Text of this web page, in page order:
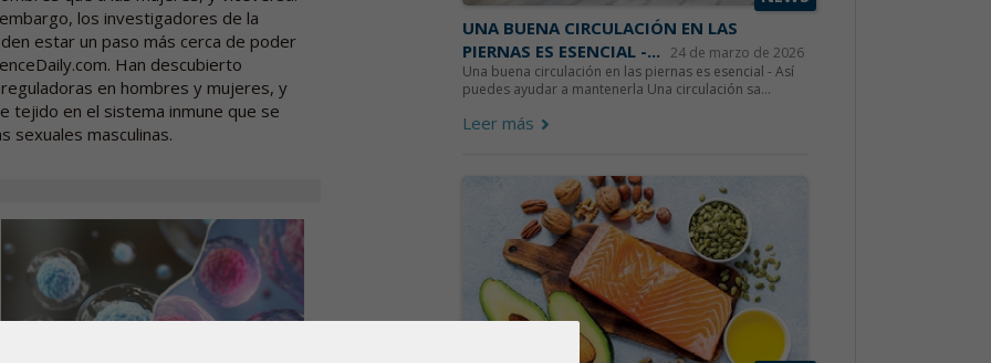
los investigadores de la
estar un paso más cerca de poder
Han descubierto
en hombres y mujeres, y
tejido en el sistema inmune que se
sexuales masculinas.
UNA BUENA CIRCULACIÓN EN LAS
PIERNAS ES ESENCIAL -... 24 de marzo de 2026
Una buena circulación en las piernas es esencial - Así
puedes ayudar a mantenerla Una circulación sa...
Leer más